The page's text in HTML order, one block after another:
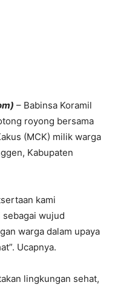
– Babinsa Koramil
royong bersama
(MCK) milik warga
Kabupaten
kami
sebagai wujud
warga dalam upaya
Ucapnya.
lingkungan sehat,